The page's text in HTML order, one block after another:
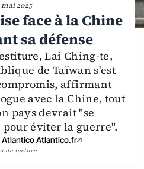
2025
face à la Chine
sa défense
Lai Ching-te,
de Taïwan s'est
affirmant
avec la Chine, tout
pays devrait "se
éviter la guerre".
Atlantico Atlantico.fr
de lecture